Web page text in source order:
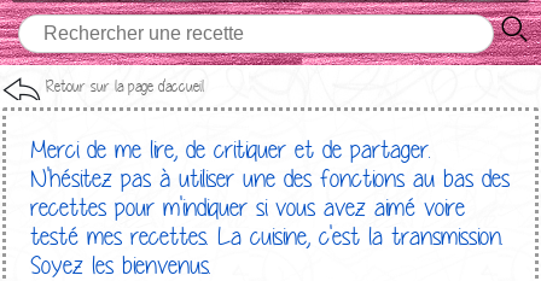
Retour sur la page d'accueil
Merci de me lire, de critiquer et de partager.
N'hésitez pas à utiliser une des fonctions au bas des
recettes pour m'indiquer si vous avez aimé voire
testé mes recettes. La cuisine, c'est la transmission.
Soyez les bienvenus.